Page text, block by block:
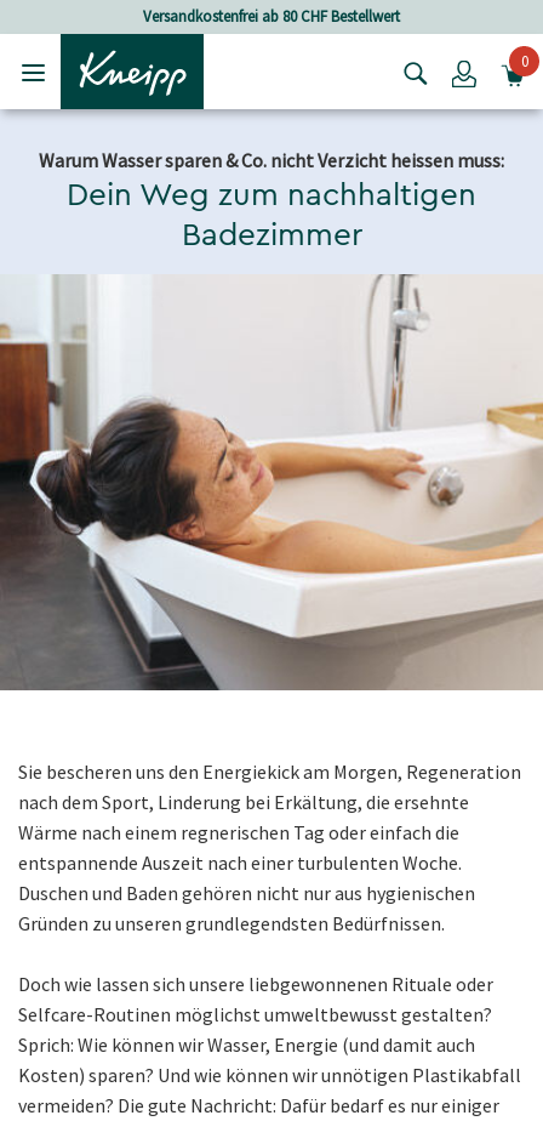
Skip to main content
Skip to footer contentVersandkostenfrei ab 80 CHF Bestellwert
Login0
Warum Wasser sparen & Co. nicht Verzicht heissen muss:
Dein Weg zum nachhaltigen
Badezimmer
Sie bescheren uns den Energiekick am Morgen, Regeneration
nach dem Sport, Linderung bei Erkältung, die ersehnte
Wärme nach einem regnerischen Tag oder einfach die
entspannende Auszeit nach einer turbulenten Woche.
Duschen und Baden gehören nicht nur aus hygienischen
Gründen zu unseren grundlegendsten Bedürfnissen.
Doch wie lassen sich unsere liebgewonnenen Rituale oder
Selfcare-Routinen möglichst umweltbewusst gestalten?
Sprich: Wie können wir Wasser, Energie (und damit auch
Kosten) sparen? Und wie können wir unnötigen Plastikabfall
vermeiden? Die gute Nachricht: Dafür bedarf es nur einiger